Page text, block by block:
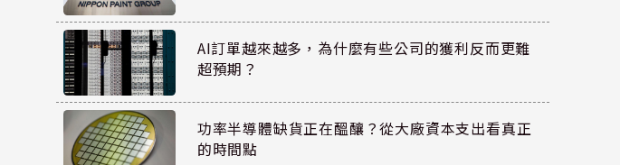
AI訂單越來越多，為什麼有些公司的獲利反而更難
超預期？
功率半導體缺貨正在醞釀？從大廠資本支出看真正
的時間點